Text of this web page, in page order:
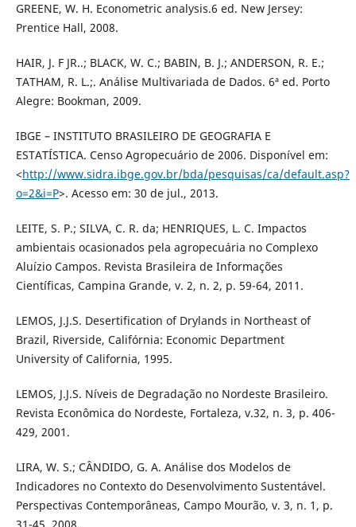
GREENE, W. H. Econometric analysis.6 ed. New Jersey:
Prentice Hall, 2008.
HAIR, J. F JR..; BLACK, W. C.; BABIN, B. J.; ANDERSON, R. E.;
TATHAM, R. L.;. Análise Multivariada de Dados. 6ª ed. Porto
Alegre: Bookman, 2009.
IBGE – INSTITUTO BRASILEIRO DE GEOGRAFIA E
ESTATÍSTICA. Censo Agropecuário de 2006. Disponível em:
<http://www.sidra.ibge.gov.br/bda/pesquisas/ca/default.asp?
o=2&i=P>. Acesso em: 30 de jul., 2013.
LEITE, S. P.; SILVA, C. R. da; HENRIQUES, L. C. Impactos
ambientais ocasionados pela agropecuária no Complexo
Aluízio Campos. Revista Brasileira de Informações
Científicas, Campina Grande, v. 2, n. 2, p. 59-64, 2011.
LEMOS, J.J.S. Desertification of Drylands in Northeast of
Brazil, Riverside, Califórnia: Economic Department
University of California, 1995.
LEMOS, J.J.S. Níveis de Degradação no Nordeste Brasileiro.
Revista Econômica do Nordeste, Fortaleza, v.32, n. 3, p. 406-
429, 2001.
LIRA, W. S.; CÂNDIDO, G. A. Análise dos Modelos de
Indicadores no Contexto do Desenvolvimento Sustentável.
Perspectivas Contemporâneas, Campo Mourão, v. 3, n. 1, p.